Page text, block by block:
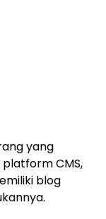
yang
CMS,
blog